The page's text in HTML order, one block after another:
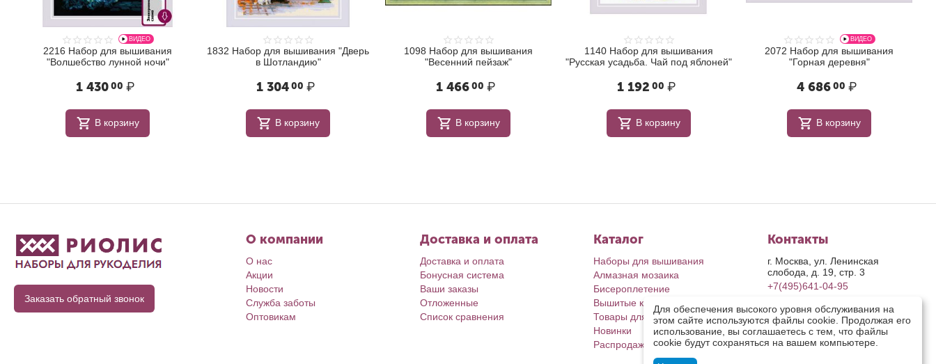
ВИДЕО
2216 Набор для вышивания
"Волшебство лунной ночи"
1 430 00 ₽
В корзину
1832 Набор для вышивания "Дверь
в Шотландию"
1 304 00 ₽
В корзину
1098 Набор для вышивания
"Весенний пейзаж"
1 46600 ₽
В корзину
1140 Набор для вышивания
"Русская усадьба. Чай под яблоней"
1 192 00 ₽
В корзину
ВИДЕО
2072 Набор для вышивания
"Горная деревня"
4 686 00 ₽
В корзину
Заказать обратный звонок
О компании
О нас
Акции
Новости
Служба заботы
Оптовикам
Доставка и оплата
Доставка и оплата
Бонусная система
Ваши заказы
Отложенные
Список сравнения
Каталог
Наборы для вышивания
Алмазная мозаика
Бисероплетение
Вышитые картины
Товары для рукоделия
Новинки
Распродажа
Контакты
г. Москва, ул. Ленинская
слобода, д. 19, стр. 3
+7(495)641-04-95
сб, вс: выходные дни
retail@riolis.ru
Посмотреть на карте
Для обеспечения высокого уровня обслуживания на
этом сайте используются файлы cookie. Продолжая его
использование, вы соглашаетесь с тем, что файлы
cookie будут сохраняться на вашем компьютере.